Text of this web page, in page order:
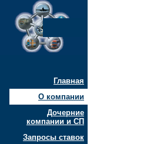
Главная
О компании
Дочерние
компании и СП
Запросы ставок